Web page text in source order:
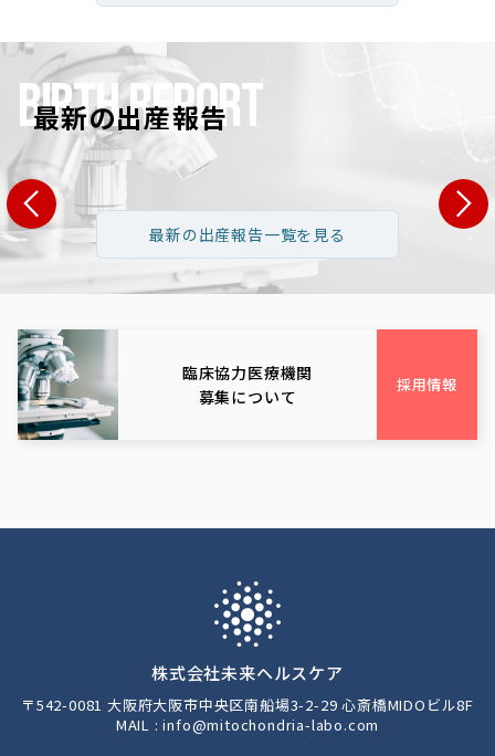
BIRTH REPORT
最新の出産報告
S・T様
男性:35歳
長野県 H・Y様 広島県
最新の出産報告一覧を見る
臨床協力医療機関
募集について
採用情報
株式会社未来ヘルスケア
〒542-0081 大阪府大阪市中央区南船場3-2-29 心斎橋MIDOビル8F
MAIL : info@mitochondria-labo.com